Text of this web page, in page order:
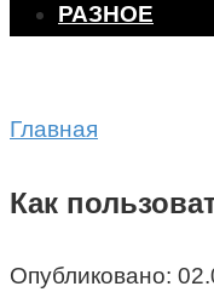
РАЗНОЕ
Главная
Как
Опубликовано: